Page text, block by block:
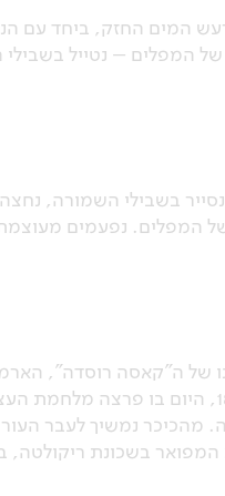
המים החזק, ביחד עם
המפלים – נטייל
בשבילי השמורה,
המפלים. נפעמים
של ה"קאסה רוסדה",
בסוף המאה ה-19. בלב הכיכר מתנשא המונומנט לכבוד
בשכונת ריקולטה,